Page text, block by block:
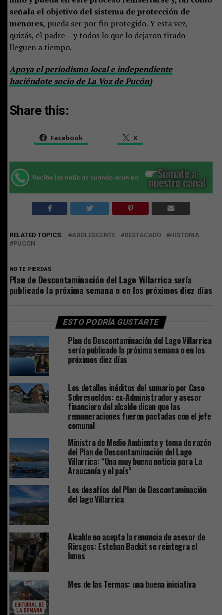
señala el objetivo del sistema de protección de
menores, pueda ser por fin protegido. Y esta vez,
quizás, el padre —y todos lo que lo dejaron tirado—
lleguen a tiempo.
Apoya el periodismo local e independiente
haciéndote socio de La Voz de Pucón)
Share this:
Facebook X
RELATED TOPICS: ADOLESCENTE DESTACADO
HISTORIA
PUCON
NO TE PIERDAS
Plan de Descontaminación del Lago Villarrica sería
publicado la próxima semana o en los próximos diez días
ESTO PODRÍA GUSTARTE
Plan de Descontaminación del Lago Villarrica
sería publicado la próxima semana o en los
próximos diez días
Los detalles inéditos del sumario por Caso
Sobresueldos: ex-Administrador y asesor
financiero del alcalde dicen que las
remuneraciones fueron pactadas con el jefe
comunal
Ministra de Medio Ambiente y toma de razón
del Plan de Descontaminación del Lago
Villarrica: “Una muy buena noticia para La
Araucanía y el país”
Los desafíos del Plan de Descontaminación
del lago Villarrica
Alcalde no acepta la renuncia de asesor de
Riesgos: Esteban Backit se reintegra el
lunes
Mes de las Termas: una buena iniciativa